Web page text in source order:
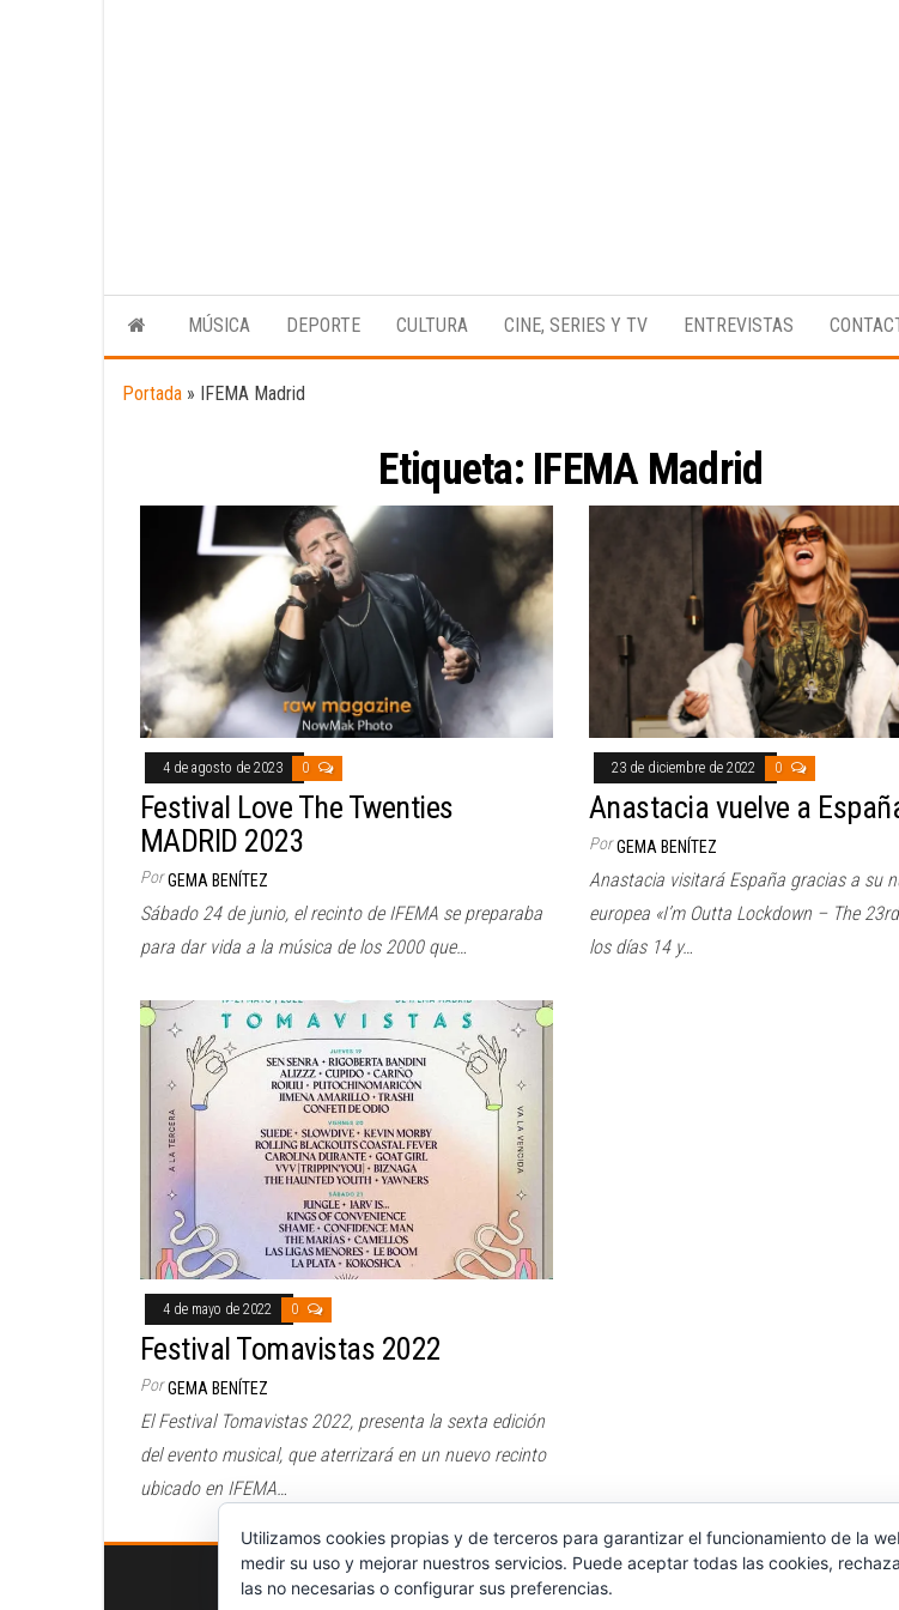
digital
enfocado
cultura,
MÚSICA DEPORTE CULTURA CINE, SERIES Y TV ENTREVISTAS
Portada » IFEMA Madrid
Etiqueta: IFEMA Madrid
4 de agosto de 2023 0
Festival Love The Twenties
MADRID 2023
Por GEMA BENÍTEZ
Sábado 24 de junio, el recinto de IFEMA se preparaba
para dar vida a la música de los 2000 que…
23 de diciembre de 2022 0
Anastacia vuelve a
Por GEMA BENÍTEZ
Anastacia visitará España gracias a su
europea «I’m Outta Lockdown – The
los días 14 y…
4 de mayo de 2022 0
Festival Tomavistas 2022
Por GEMA BENÍTEZ
El Festival Tomavistas 2022, presenta la sexta edición
del evento musical, que aterrizará en un nuevo recinto
ubicado en IFEMA…
Utilizamos cookies propias y de terceros para garantizar el funcionamiento de la
medir su uso y mejorar nuestros servicios. Puede aceptar todas las cookies,
las no necesarias o configurar sus preferencias.